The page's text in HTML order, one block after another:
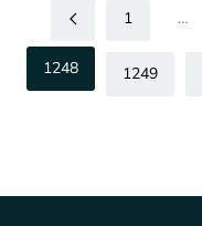
1 …
1248 1249